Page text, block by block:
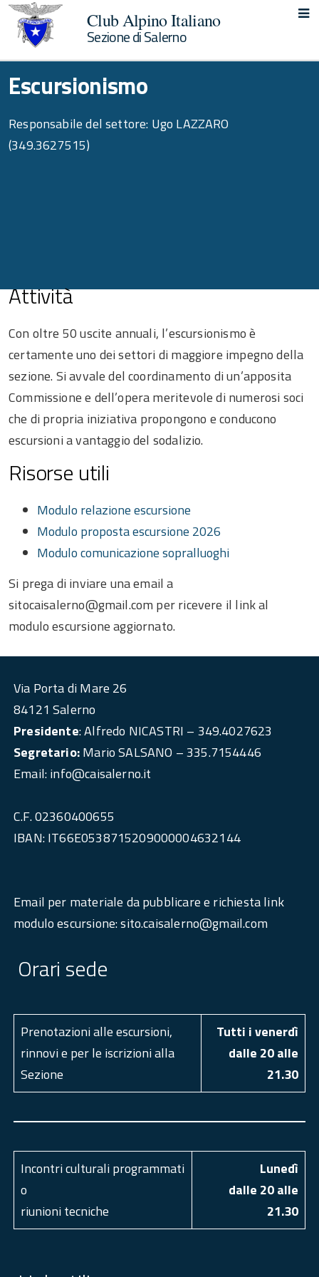
Club Alpino Italiano
Sezione di Salerno
Escursionismo
Responsabile del settore: Ugo LAZZARO
(349.3627515)
Attività
Con oltre 50 uscite annuali, l’escursionismo è
certamente uno dei settori di maggiore impegno della
sezione. Si avvale del coordinamento di un’apposita
Commissione e dell’opera meritevole di numerosi soci
che di propria iniziativa propongono e conducono
escursioni a vantaggio del sodalizio.
Risorse utili
Modulo relazione escursione
Modulo proposta escursione 2026
Modulo comunicazione sopralluoghi
Si prega di inviare una email a
sitocaisalerno@gmail.com per ricevere il link al
modulo escursione aggiornato.
Via Porta di Mare 26
84121 Salerno
Presidente: Alfredo NICASTRI – 349.4027623
Segretario:Mario SALSANO – 335.7154446
Email: info@caisalerno.it
C.F. 02360400655
IBAN: IT66E0538715209000004632144
Email per materiale da pubblicare e richiesta link
modulo escursione: sito.caisalerno@gmail.com
Orari sede
Prenotazioni alle escursioni,
rinnovi e per le iscrizioni alla
Sezione
Tutti i venerdì
dalle 20 alle
21.30
Incontri culturali programmati
o
riunioni tecniche
Lunedì
dalle 20 alle
21.30